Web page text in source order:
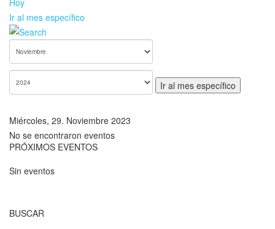
Hoy
Ir al mes específico
Ir al mes específico
Miércoles, 29. Noviembre 2023
No se encontraron eventos
PRÓXIMOS EVENTOS
Sin eventos
BUSCAR